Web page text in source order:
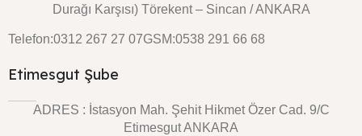
Durağı Karşısı) Törekent – Sincan / ANKARA
Telefon:0312 267 27 07GSM:0538 291 66 68
Etimesgut Şube
ADRES : İstasyon Mah. Şehit Hikmet Özer Cad. 9/C
Etimesgut ANKARA